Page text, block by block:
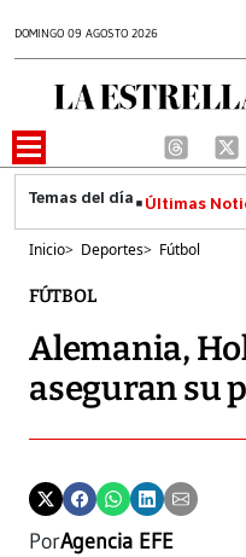
DOMINGO 09 AGOSTO 2026
Últimas
Inicio> Deportes> Fútbol
FÚTBOL
Alemania,
aseguran su
PorAgencia EFE